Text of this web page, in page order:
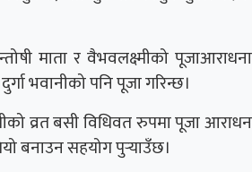
माता र वैभवलक्ष्मीको
भवानीको पनि पूजा गरिन्छ।
व्रत बसी विधिवत रुपमा पूजा
बनाउन सहयोग पुर्‍याउँछ।